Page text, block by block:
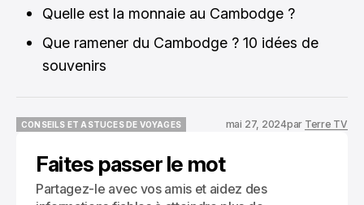
Quelle est la monnaie au Cambodge ?
Que ramener du Cambodge ? 10 idées de
souvenirs
CONSEILS ET ASTUCES DE VOYAGES
mai 27, 2024par Terre TV
Faites passer le mot
Partagez-le avec vos amis et aidez des